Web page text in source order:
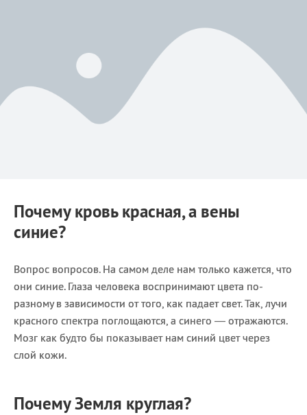
Почему кровь красная, а вены
синие?
Вопрос вопросов. На самом деле нам только кажется, что
они синие. Глаза человека воспринимают цвета по-
разному в зависимости от того, как падает свет. Так, лучи
красного спектра поглощаются, а синего — отражаются.
Мозг как будто бы показывает нам синий цвет через
слой кожи.
Почему Земля круглая?